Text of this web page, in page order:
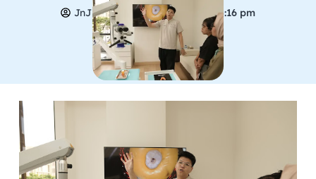
JnJ Admin April 25, 2026 3:16 pm